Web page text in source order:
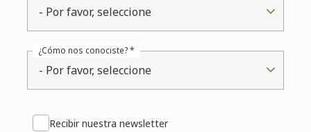
- Por favor, seleccione
- Por favor, seleccione
¿Cómo nos conociste? *
Recibir nuestra newsletter